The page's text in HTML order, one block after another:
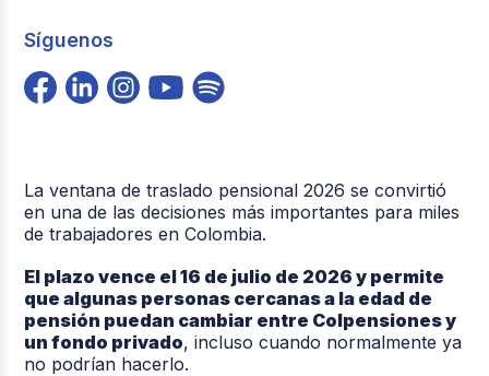
Síguenos
La ventana de traslado pensional 2026 se convirtió
en una de las decisiones más importantes para miles
de trabajadores en Colombia.
El plazo vence el 16 de julio de 2026 y permite
que algunas personas cercanas a la edad de
pensión puedan cambiar entre Colpensiones y
un fondo privado, incluso cuando normalmente ya
no podrían hacerlo.